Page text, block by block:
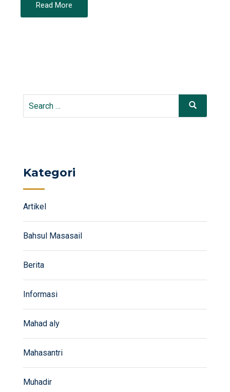
Read More
Search
Search
Kategori
Artikel
Bahsul Masasail
Berita
Informasi
Mahad aly
Mahasantri
Muhadir